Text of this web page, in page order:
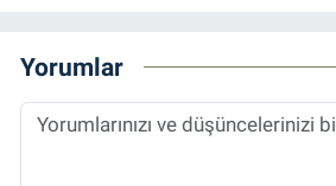
Yorumlar